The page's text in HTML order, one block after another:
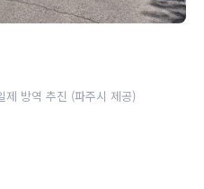
방역 추진 (파주시 제공)